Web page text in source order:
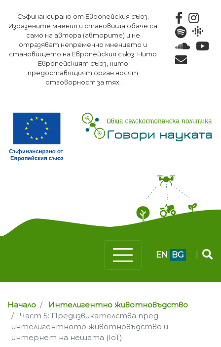
към
основното
съдържание
Съфинансирано от Европейския съюз.
Изразените мнения и становища обаче са
само на автора (авторите) и не
отразяват непременно мнението и
становището на Европейския съюз. Нито
Европейският съюз, нито
предоставящият орган носят
отговорност за тях.
EN BG
Начало
Интелигентно животновъдство
Част 5: Предизвикателства пред
интелигентното животновъдство и
интернет на нещата (IoT)